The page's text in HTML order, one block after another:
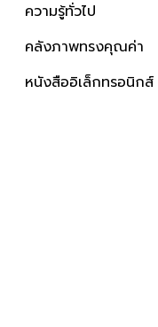
ความรู้ทั่วไป
คลังภาพทรงคุณค่า
หนังสืออิเล็กทรอนิกส์